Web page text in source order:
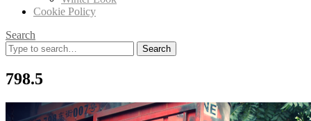
Cookie Policy
Search
Search
for:
798.5